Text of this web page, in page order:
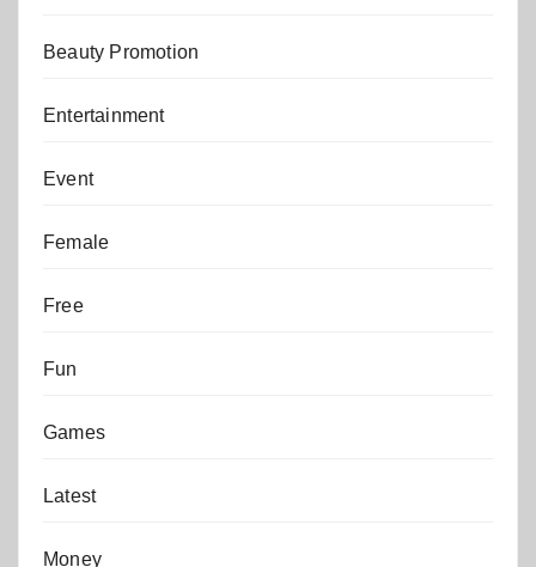
Beauty Promotion
Entertainment
Event
Female
Free
Fun
Games
Latest
Money